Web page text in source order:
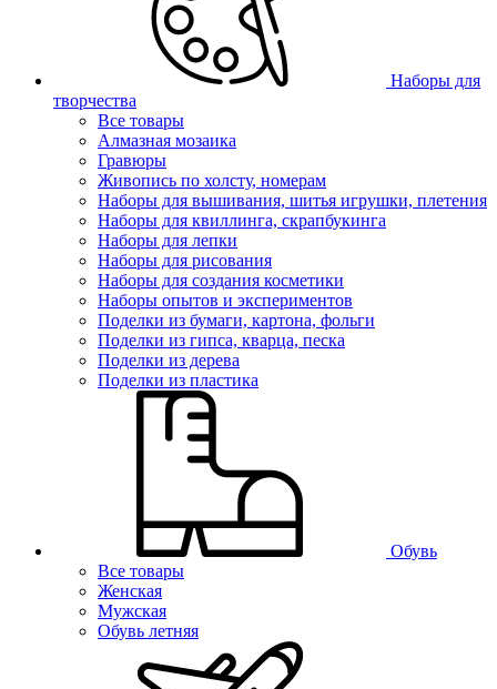
Наборы для
творчества
Все товары
Алмазная мозаика
Гравюры
Живопись по холсту, номерам
Наборы для вышивания, шитья игрушки, плетения
Наборы для квиллинга, скрапбукинга
Наборы для лепки
Наборы для рисования
Наборы для создания косметики
Наборы опытов и экспериментов
Поделки из бумаги, картона, фольги
Поделки из гипса, кварца, песка
Поделки из дерева
Поделки из пластика
Обувь
Все товары
Женская
Мужская
Обувь летняя